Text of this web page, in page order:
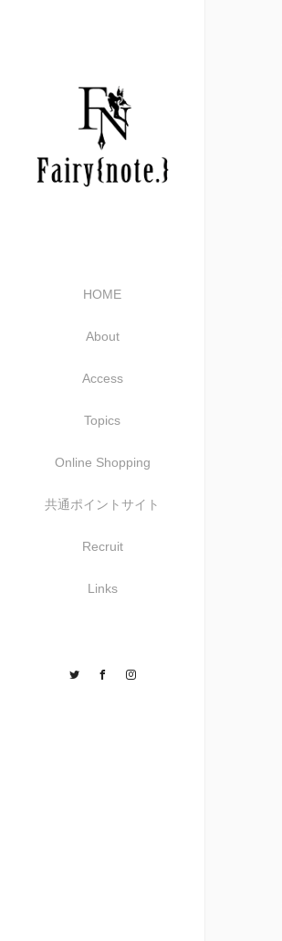
HOME
About
Access
Topics
Online Shopping
共通ポイントサイト
Recruit
Links
TwitterFacebook